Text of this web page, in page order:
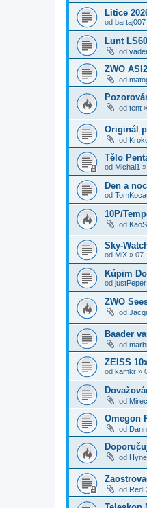
Litice
od bartaj007
Lunt
od
ZWO
od
od tent »
Originál
od
Tělo
od Michal1 »
Den a
od
10P/
od KaoS
Sky-
od MiX » 07.
Kúpim
od justPeper
ZWO
od
Baader
od
ZEISS
od kamkr »
od
Omegon
od
od
od